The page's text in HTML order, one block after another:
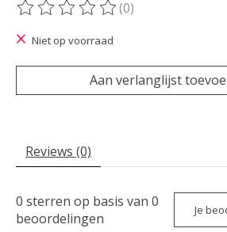
De beoordeling van dit product is
(0)
Niet op voorraad
Aan verlanglijst
Reviews (0)
0 sterren op basis van 0
beoordelingen
Je